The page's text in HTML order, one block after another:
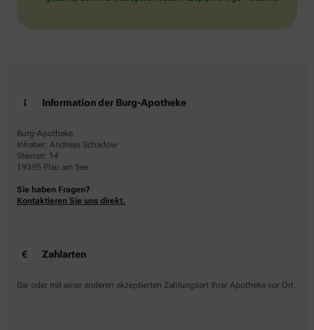
Information der Burg-Apotheke
Burg-Apotheke
Inhaber: Andreas Schadow
Steinstr. 14
19395 Plau am See
Sie haben Fragen?
Kontaktieren Sie uns direkt.
Zahlarten
Bar oder mit einer anderen akzeptierten Zahlungsart Ihrer Apotheke vor Ort.